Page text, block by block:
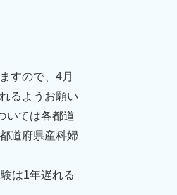
すので、4月
るようお願い
いては各都道
道府県産科婦
は1年遅れる